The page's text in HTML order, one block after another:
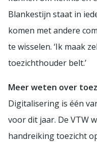
Blankestijn staat in
komen met andere
te wisselen. ‘Ik maak
toezichthouder
Meer weten over
Digitalisering is één
voor dit jaar. De VTW
handreiking toezicht